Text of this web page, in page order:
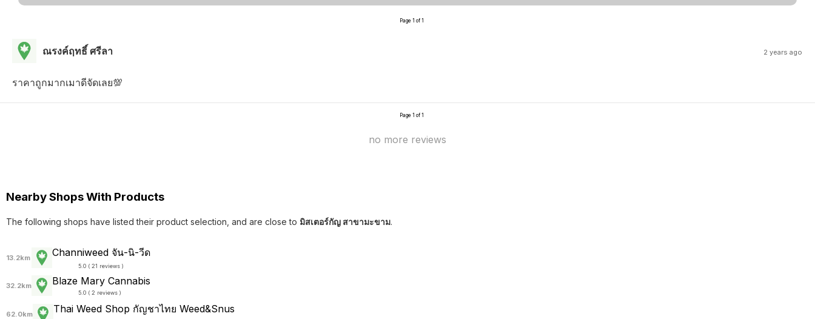
Page 1 of 1
ณรงค์ฤทธิ์ ศรีลา 2 years ago
ราคาถูกมากเมาดีจัดเลย💯
Page 1 of 1
no more reviews
Nearby Shops With Products
The following shops have listed their product selection, and are close to มิสเตอร์กัญ สาขามะขาม.
13.2km Channiweed จัน-นิ-วีด
5.0 ( 21 reviews )
32.2km Blaze Mary Cannabis
5.0 ( 2 reviews )
62.0km Thai Weed Shop กัญชาไทย Weed&Snus